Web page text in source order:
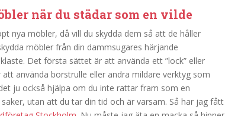
när du städar som en vilde
nya möbler, då vill du skydda dem så att de håller
möbler från din dammsugares härjande
Det första sättet är att använda ett ”lock” eller
använda borstrulle eller andra mildare verktyg som
ju också hjälpa om du inte rattar fram som en
utan att du tar din tid och är varsam. Så har jag fått